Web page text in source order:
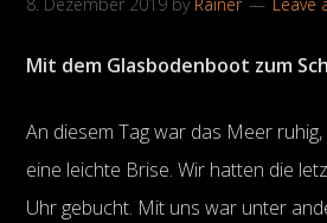
Mit dem Glasbodenboot zum
An diesem Tag war das Meer
eine leichte Brise. Wir hatten die
Uhr gebucht. Mit uns war unter